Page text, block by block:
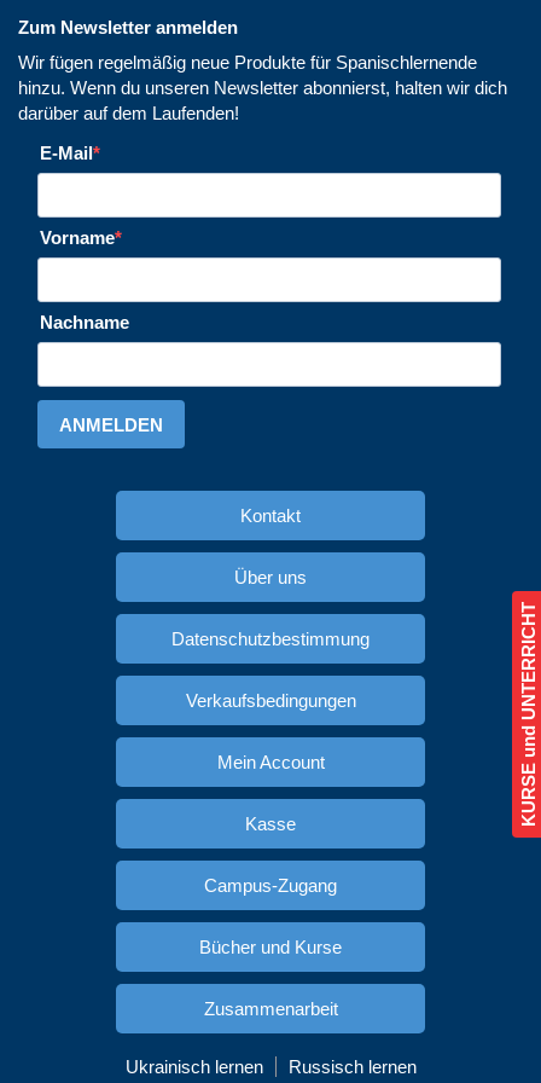
KURSE und UNTERRICHT
Zum Newsletter anmelden
Wir fügen regelmäßig neue Produkte für Spanischlernende
hinzu. Wenn du unseren Newsletter abonnierst, halten wir dich
darüber auf dem Laufenden!
E-Mail
Vorname
Nachname
ANMELDEN
Kontakt
Über uns
Datenschutzbestimmung
Verkaufsbedingungen
Mein Account
Kasse
Campus-Zugang
Bücher und Kurse
Zusammenarbeit
Ukrainisch lernen Russisch lernen